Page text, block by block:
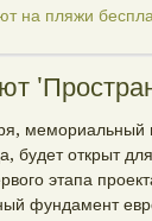
на пляжи
мемориальный
будет открыт
этапа
фундамент